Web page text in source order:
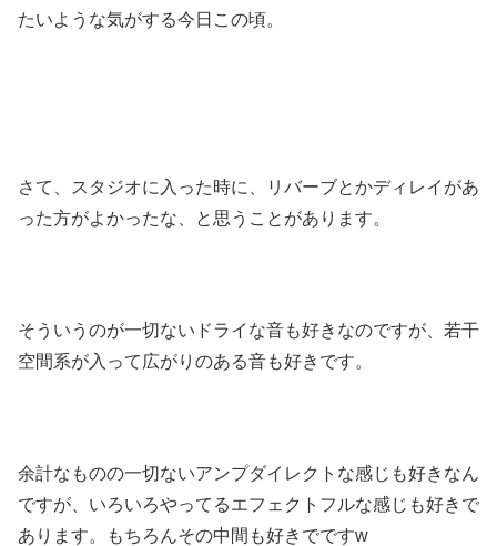
たいような気がする今日この頃。
さて、スタジオに入った時に、リバーブとかディレイがあ
った方がよかったな、と思うことがあります。
そういうのが一切ないドライな音も好きなのですが、若干
空間系が入って広がりのある音も好きです。
余計なものの一切ないアンプダイレクトな感じも好きなん
ですが、いろいろやってるエフェクトフルな感じも好きで
あります。もちろんその中間も好きでですw